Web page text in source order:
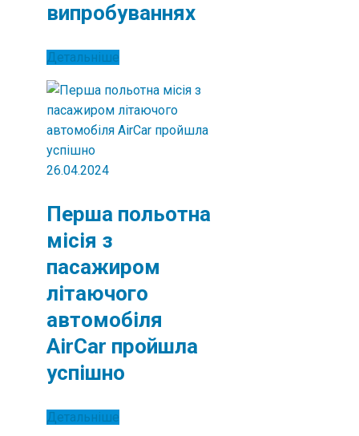
випробуваннях
Детальніше
26.04.2024
Перша польотна
місія з
пасажиром
літаючого
автомобіля
AirCar пройшла
успішно
Детальніше